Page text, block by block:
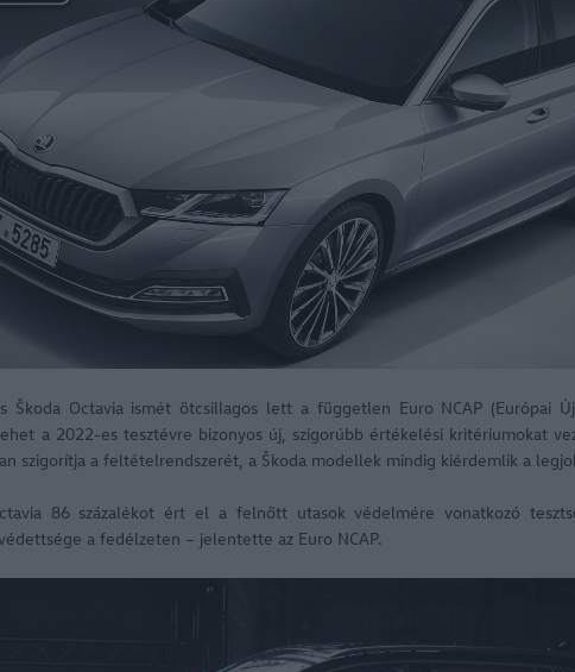
Škoda Octavia ismét ötcsillagos lett a független Euro NCAP (Európai
a 2022-es tesztévre bizonyos új, szigorúbb értékelési kritériumokat
szigorítja a feltételrendszerét, a Škoda modellek mindig kiérdemlik a
86 százalékot ért el a felnőtt utasok védelmére vonatkozó
a fedélzeten – jelentette az Euro NCAP.